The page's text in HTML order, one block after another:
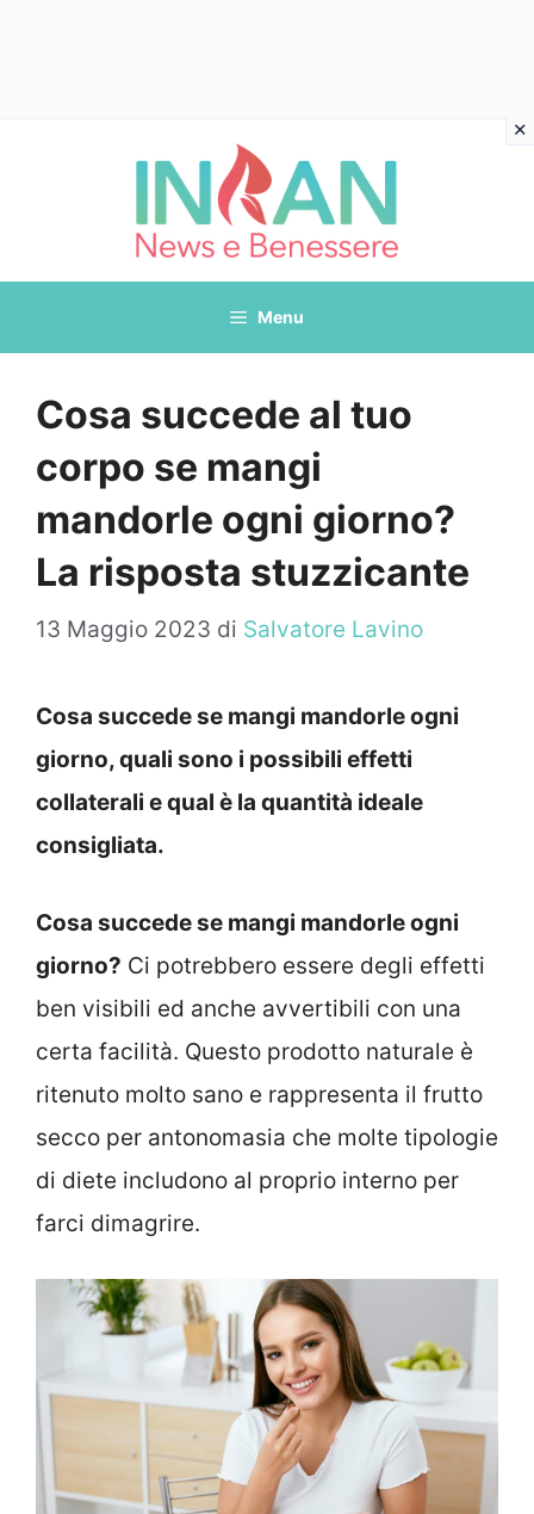
Menu
Cosa succede al tuo
corpo se mangi
mandorle ogni giorno?
La risposta stuzzicante
13 Maggio 2023 di Salvatore Lavino
Cosa succede se mangi mandorle ogni
giorno, quali sono i possibili effetti
collaterali e qual è la quantità ideale
consigliata.
Cosa succede se mangi mandorle ogni
giorno? Ci potrebbero essere degli effetti
ben visibili ed anche avvertibili con una
certa facilità. Questo prodotto naturale è
ritenuto molto sano e rappresenta il frutto
secco per antonomasia che molte tipologie
di diete includono al proprio interno per
farci dimagrire.